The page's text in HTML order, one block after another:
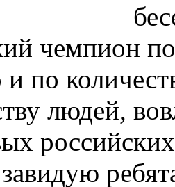
чемпион
по
людей,